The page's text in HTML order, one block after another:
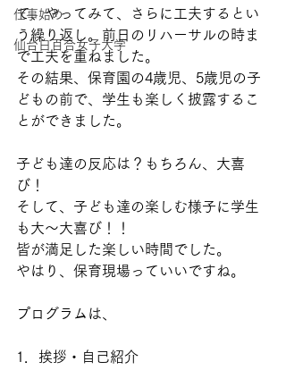
仕事始め
仙台白百合女子大学
て、やってみて、さらに工夫するとい
う繰り返し。前日のリハーサルの時ま
で工夫を重ねました。
その結果、保育園の4歳児、5歳児の子
どもの前で、学生も楽しく披露するこ
とができました。
子ども達の反応は？もちろん、大喜
び！
そして、子ども達の楽しむ様子に学生
も大～大喜び！！
皆が満足した楽しい時間でした。
やはり、保育現場っていいですね。
プログラムは、
1．挨拶・自己紹介